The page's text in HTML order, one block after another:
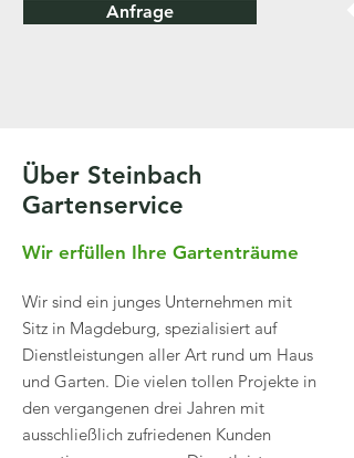
Anfrage
Über Steinbach
Gartenservice
Wir erfüllen Ihre Gartenträume
Wir sind ein junges Unternehmen mit
Sitz in Magdeburg, spezialisiert auf
Dienstleistungen aller Art rund um Haus
und Garten. Die vielen tollen Projekte in
den vergangenen drei Jahren mit
ausschließlich zufriedenen Kunden